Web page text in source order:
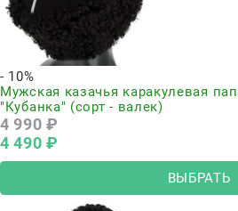
- 10%
Мужская казачья каракулевая
"Кубанка" (сорт - валек)
4 990 ₽
4 490 ₽
ВЫБРАТЬ